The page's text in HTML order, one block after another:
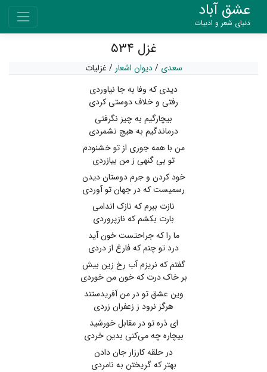
عشق آباد
دنیای شعر و ادبیات
غزل ۵۳۴
سعدی /دیوان اشعار / غزلیات
دیدی که وفا به جا نیاوردی
رفتی و خلاف دوستی کردی
بیچارگیم به چیز نگرفتی
درماندگیم به هیچ نشمردی
من با همه جوری از تو خشنودم
تو بی گنهی ز من بیازردی
خود کردن و جرم دوستان دیدن
رسمیست که در جهان تو آوردی
نازت ببرم که نازک اندامی
بارت بکشم که نازپروردی
ما را که جراحتست خون آید
درد تو چنم که فارغ از دردی
گفتم که نریزم آب رخ زین بیش
بر خاک درت که خون من خوردی
وین عشق تو در من آفریدستند
هرگز نرود ز زعفران زردی
ای ذره تو در مقابل خورشید
بیچاره چه می‌کنی بدین خردی
در حلقه کارزار جان دادن
بهتر که گریختن به نامردی